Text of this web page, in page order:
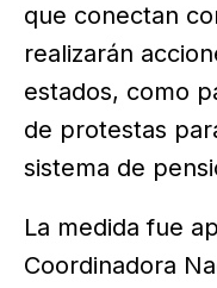
que conectan
realizarán
estados, como
de protestas
sistema de
La medida fue
Coordinadora